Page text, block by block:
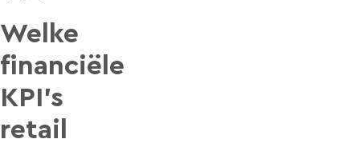
Welke
financiële
KPI’s
retail